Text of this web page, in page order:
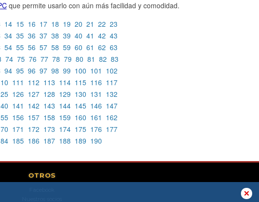
que permite usarlo con aún más facilidad y comodidad.
14 15 16 17 18 19 20 21 22 23
34 35 36 37 38 39 40 41 42 43
54 55 56 57 58 59 60 61 62 63
74 75 76 77 78 79 80 81 82 83
94 95 96 97 98 99 100 101 102
111 112 113 114 115 116 117
126 127 128 129 130 131 132
141 142 143 144 145 146 147
156 157 158 159 160 161 162
171 172 173 174 175 176 177
185 186 187 188 189 190
OTROS
✕